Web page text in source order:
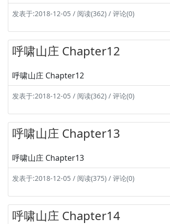
发表于:2018-12-05 / 阅读(362) / 评论(0)
呼啸山庄 Chapter12
呼啸山庄 Chapter12
发表于:2018-12-05 / 阅读(362) / 评论(0)
呼啸山庄 Chapter13
呼啸山庄 Chapter13
发表于:2018-12-05 / 阅读(375) / 评论(0)
呼啸山庄 Chapter14